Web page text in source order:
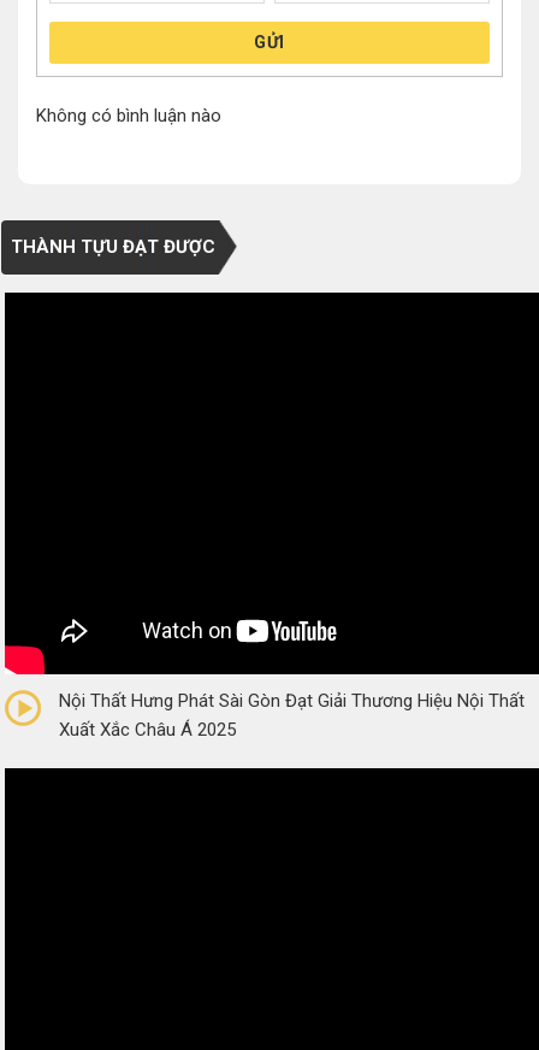
GỬI
Không có bình luận nào
THÀNH TỰU ĐẠT ĐƯỢC
(0 Reviews)
Nội Thất Hưng Phát Sài Gòn Đạt Giải Thương Hiệu Nội Thất
Xuất Xắc Châu Á 2025